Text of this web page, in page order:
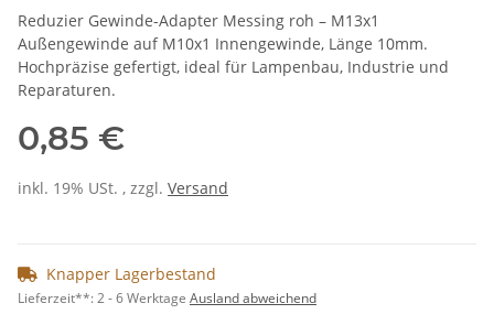
Reduzier Gewinde-Adapter Messing roh – M13x1
Außengewinde auf M10x1 Innengewinde, Länge 10mm.
Hochpräzise gefertigt, ideal für Lampenbau, Industrie und
Reparaturen.
0,85 €
inkl. 19% USt. , zzgl. Versand
Knapper Lagerbestand
Lieferzeit**:2 - 6 Werktage Ausland abweichend